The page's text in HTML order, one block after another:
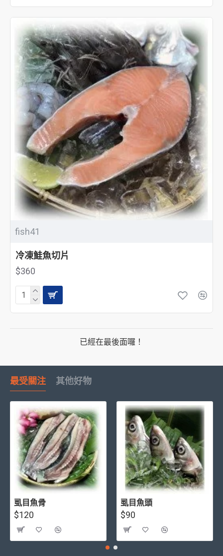
fish41
冷凍鮭魚切片
$360
已經在最後面囉！
最受關注 其他好物
虱目魚骨
$120
虱目魚頭
$90